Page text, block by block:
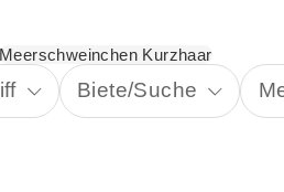
Meerschweinchen Kurzhaar
Biete/Suche